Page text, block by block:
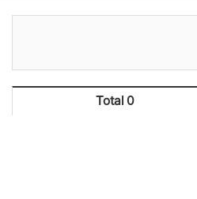
Total 0